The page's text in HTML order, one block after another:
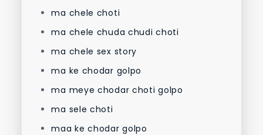
ma chele choti
ma chele chuda chudi choti
ma chele sex story
ma ke chodar golpo
ma meye chodar choti golpo
ma sele choti
maa ke chodar golpo